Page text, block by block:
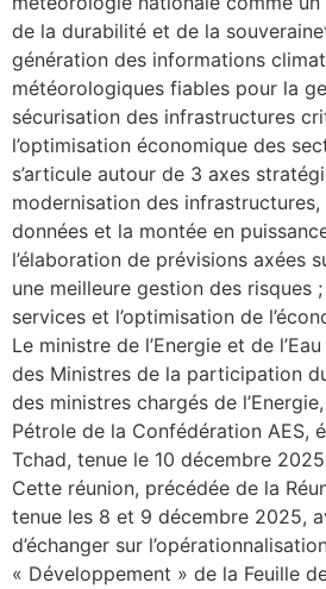
de la durabilité et de la
génération des informations
météorologiques fiables pour la
sécurisation des infrastructures
l’optimisation économique des
s’articule autour de 3 axes
modernisation des infrastructures,
données et la montée en
l’élaboration de prévisions axées
une meilleure gestion des risques
services et l’optimisation de
Le ministre de l’Energie et de
des Ministres de la participation
des ministres chargés de
Pétrole de la Confédération AES,
Tchad, tenue le 10 décembre
Cette réunion, précédée de la
tenue les 8 et 9 décembre 2025,
d’échanger sur
« Développement » de la Feuille